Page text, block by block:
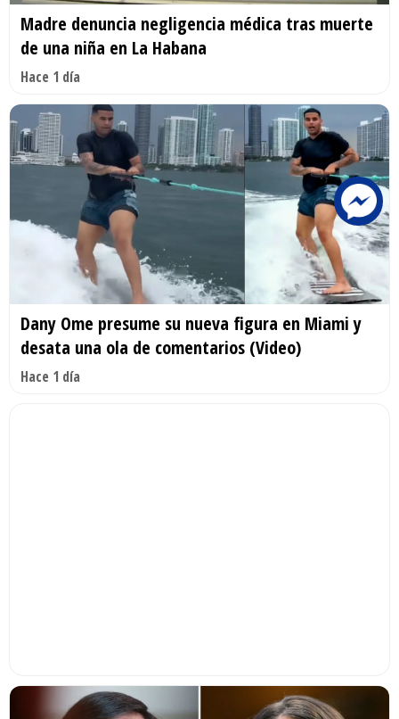
Madre denuncia negligencia médica tras muerte
de una niña en La Habana
Hace 1 día
Dany Ome presume su nueva figura en Miami y
desata una ola de comentarios (Video)
Hace 1 día